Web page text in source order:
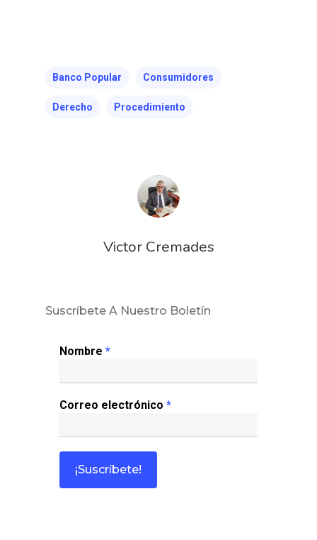
Banco Popular Consumidores
Derecho Procedimiento
Victor Cremades
Suscríbete A Nuestro Boletín
Nombre *
Correo electrónico *